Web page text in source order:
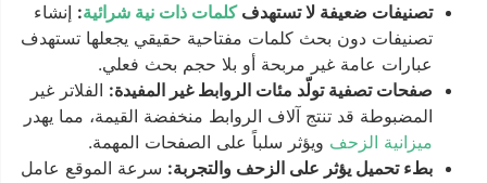
تصنيفات ضعيفة لا تستهدف كلمات ذات نية شرائية:إنشاء
تصنيفات دون بحث كلمات مفتاحية حقيقي يجعلها تستهدف
عبارات عامة غير مربحة أو بلا حجم بحث فعلي.
صفحات تصفية تولّد مئات الروابط غير المفيدة:الفلاتر غير
المضبوطة قد تنتج آلاف الروابط منخفضة القيمة، مما يهدر
ميزانية الزحفويؤثر سلباً على الصفحات المهمة.
بطء تحميل يؤثر على الزحف والتجربة:سرعة الموقع عامل